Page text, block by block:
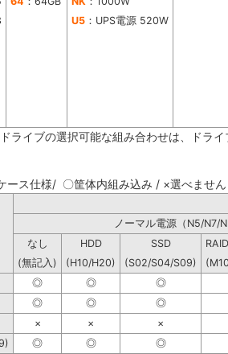
U5 ：UPS電源 520W
ライブの選択可能な組み合わせは、ドラ
ース仕様/ 〇筐体内組み込み / ×選べません
ノーマル電源（N5/N7/
なし HDD SSD
(無記入)
(H10/H20) (S02/S04/S09)
◎ ◎
◎
◎ ◎
◎
× ×
×
◎ ◎ ◎